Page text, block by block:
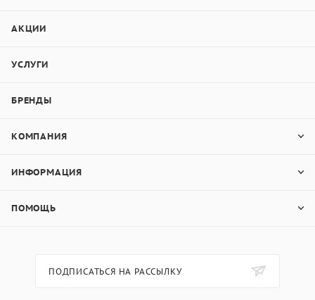
АКЦИИ
УСЛУГИ
БРЕНДЫ
КОМПАНИЯ
ИНФОРМАЦИЯ
ПОМОЩЬ
ПОДПИСАТЬСЯ НА РАССЫЛКУ